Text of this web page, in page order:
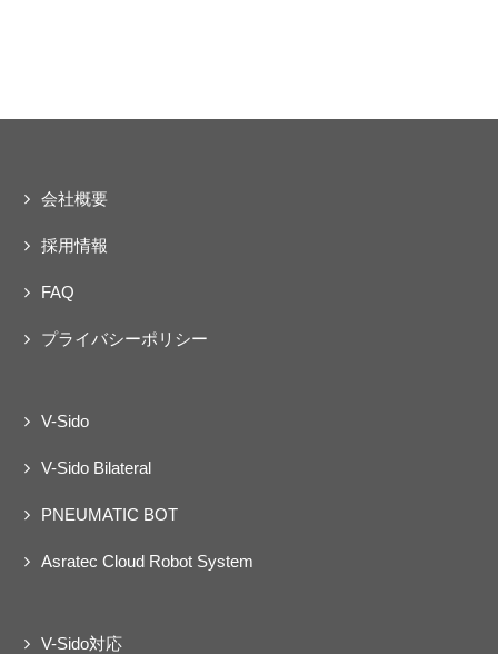
会社概要
採用情報
FAQ
プライバシーポリシー
V-Sido
V-Sido Bilateral
PNEUMATIC BOT
Asratec Cloud Robot System
V-Sido対応